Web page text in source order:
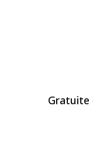
Gratuite